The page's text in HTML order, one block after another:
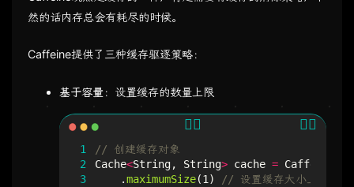
然的话内存总会有耗尽的时候。
Caffeine提供了三种缓存驱逐策略：
基于容量：设置缓存的数量上限
1
2
3
// 创建缓存对象
Cache<String, String> cache = Caffeine
.maximumSize(1 )
// 设置缓存大小上限为 1